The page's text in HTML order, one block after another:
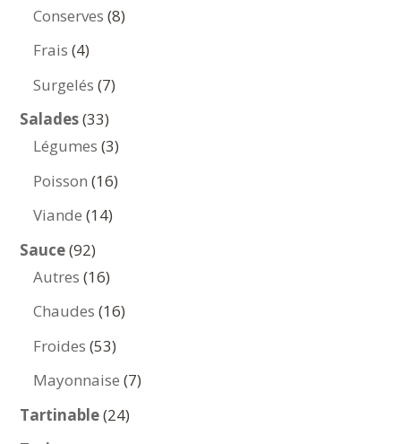
Conserves 88
Frais 44
produits
Surgelés 77
Salades 3333
produits
Légumes 33
produits
Poisson 1616
Viande 1414
Sauce 9292
produits
Autres 1616
produits
Chaudes 1616
Froides 5353
produits
Mayonnaise 77
Tartinable 2424